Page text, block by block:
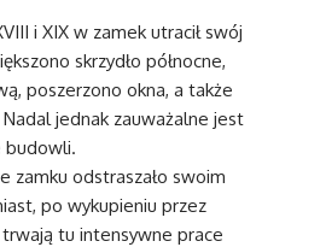
i XIX w zamek utracił swój
skrzydło północne,
poszerzono okna, a także
jednak zauważalne jest
budowli.
zamku odstraszało swoim
po wykupieniu przez
tu intensywne prace